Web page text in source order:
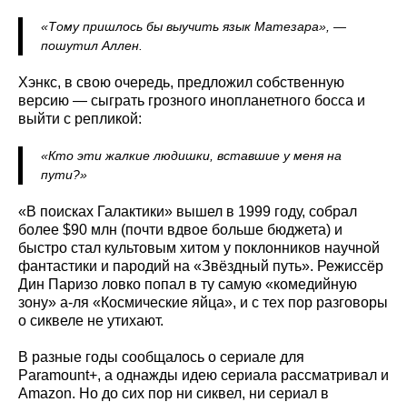
«Тому пришлось бы выучить язык Матезара», —
пошутил Аллен.
Хэнкс, в свою очередь, предложил собственную
версию — сыграть грозного инопланетного босса и
выйти с репликой:
«Кто эти жалкие людишки, вставшие у меня на
пути?»
«В поисках Галактики» вышел в 1999 году, собрал
более $90 млн (почти вдвое больше бюджета) и
быстро стал культовым хитом у поклонников научной
фантастики и пародий на «Звёздный путь». Режиссёр
Дин Паризо ловко попал в ту самую «комедийную
зону» а-ля «Космические яйца», и с тех пор разговоры
о сиквеле не утихают.
В разные годы сообщалось о сериале для
Paramount+, а однажды идею сериала рассматривал и
Amazon. Но до сих пор ни сиквел, ни сериал в